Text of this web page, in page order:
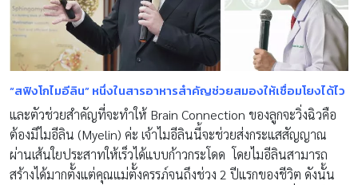
“สฟิงโกไมอีลิน” หนึ่งในสารอาหารสำคัญช่วยสมองให้เชื่อมโยงได้ไว
และตัวช่วยสำคัญที่จะทำให้ Brain Connection ของลูกจะวิ่งฉิวคือ
ต้องมีไมอีลิน (Myelin) ค่ะ เจ้าไมอีลินนี้จะช่วยส่งกระแสสัญญาณ
ผ่านเส้นใยประสาทให้เร็วได้แบบก้าวกระโดด โดยไมอีลินสามารถ
สร้างได้มากตั้งแต่คุณแม่ตั้งครรภ์จนถึงช่วง 2 ปีแรกของชีวิต ดังนั้น